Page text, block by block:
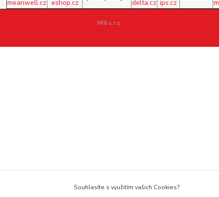
meanwell.cz eshop.cz
delta.cz ips.cz
MI6 s.r.o.
Souhlasíte s využitím vašich Cookies?